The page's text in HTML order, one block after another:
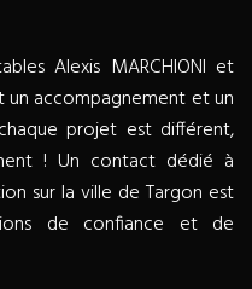
Alexis MARCHIONI et
un accompagnement et un
projet est différent,
! Un contact dédié à
sur la ville de Targon est
de confiance et de